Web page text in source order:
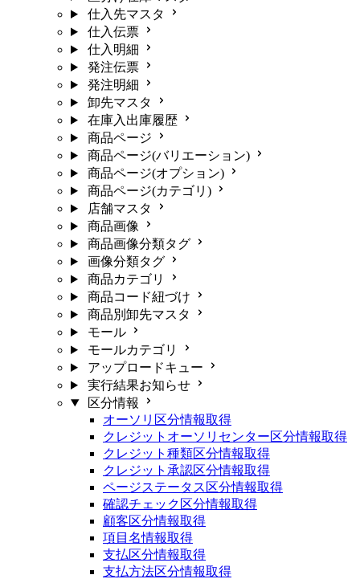
仕入先マスタ
仕入伝票
仕入明細
発注伝票
発注明細
卸先マスタ
在庫入出庫履歴
商品ページ
商品ページ(バリエーション)
商品ページ(オプション)
商品ページ(カテゴリ)
店舗マスタ
商品画像
商品画像分類タグ
画像分類タグ
商品カテゴリ
商品コード紐づけ
商品別卸先マスタ
モール
モールカテゴリ
アップロードキュー
実行結果お知らせ
区分情報
オーソリ区分情報取得
クレジットオーソリセンター区分情報取得
クレジット種類区分情報取得
クレジット承認区分情報取得
ページステータス区分情報取得
確認チェック区分情報取得
顧客区分情報取得
項目名情報取得
支払区分情報取得
支払方法区分情報取得